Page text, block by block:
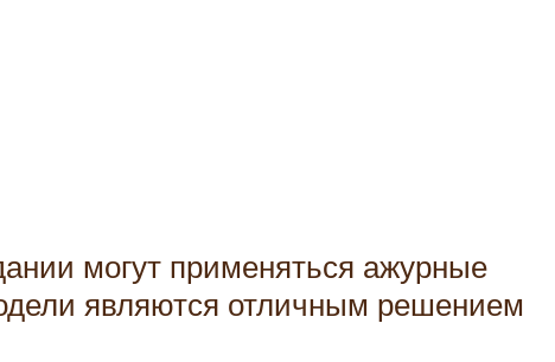
могут применяться ажурные
являются отличным решением